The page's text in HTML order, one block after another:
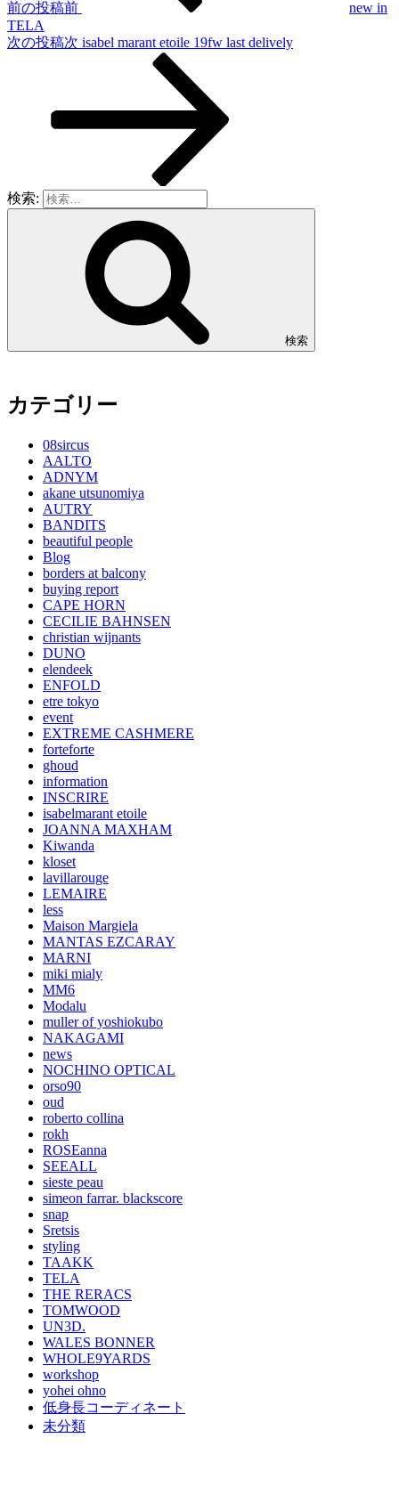
前の投稿前
new in
TELA
次の投稿次 isabel marant etoile 19fw last delively
検索:
検索
カテゴリー
08sircus
AALTO
ADNYM
akane utsunomiya
AUTRY
BANDITS
beautiful people
Blog
borders at balcony
buying report
CAPE HORN
CECILIE BAHNSEN
christian wijnants
DUNO
elendeek
ENFOLD
etre tokyo
event
EXTREME CASHMERE
forteforte
ghoud
information
INSCRIRE
isabelmarant etoile
JOANNA MAXHAM
Kiwanda
kloset
lavillarouge
LEMAIRE
less
Maison Margiela
MANTAS EZCARAY
MARNI
miki mialy
MM6
Modalu
muller of yoshiokubo
NAKAGAMI
news
NOCHINO OPTICAL
orso90
oud
roberto collina
rokh
ROSEanna
SEEALL
sieste peau
simeon farrar. blackscore
snap
Sretsis
styling
TAAKK
TELA
THE RERACS
TOMWOOD
UN3D.
WALES BONNER
WHOLE9YARDS
workshop
yohei ohno
低身長コーディネート
未分類